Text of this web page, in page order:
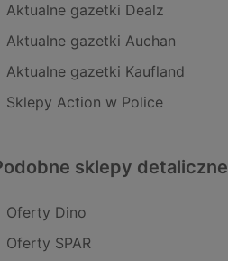
Aktualne gazetki Dealz
Aktualne gazetki Auchan
Aktualne gazetki Kaufland
Sklepy Action w Police
sklepy detaliczne
Oferty Dino
Oferty SPAR